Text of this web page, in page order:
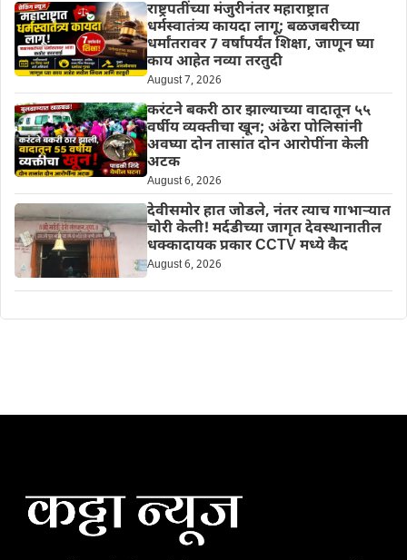
राष्ट्रपतींच्या मंजुरीनंतर महाराष्ट्रात
धर्मस्वातंत्र्य कायदा लागू; बळजबरीच्या
धर्मांतरावर 7 वर्षांपर्यंत शिक्षा, जाणून घ्या
काय आहेत नव्या तरतुदी
August 7, 2026
करंटने बकरी ठार झाल्याच्या वादातून ५५
वर्षीय व्यक्तीचा खून; अंढेरा पोलिसांनी
अवघ्या दोन तासांत दोन आरोपींना केली
अटक
August 6, 2026
देवीसमोर हात जोडले, नंतर त्याच गाभाऱ्यात
चोरी केली! मर्दडीच्या जागृत देवस्थानातील
धक्कादायक प्रकार CCTV मध्ये कैद
August 6, 2026